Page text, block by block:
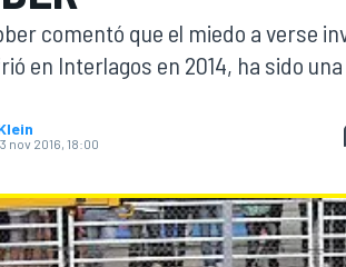
comentó que el miedo a verse
en Interlagos en 2014, ha sido
3 nov 2016, 18:00